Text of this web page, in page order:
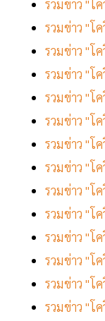
รวมข่าว "โ
รวมข่าว "โ
รวมข่าว "โ
รวมข่าว "โ
รวมข่าว "โ
รวมข่าว "โ
รวมข่าว "โ
รวมข่าว "โ
รวมข่าว "โ
รวมข่าว "โ
รวมข่าว "โ
รวมข่าว "โ
รวมข่าว "โ
รวมข่าว "โ